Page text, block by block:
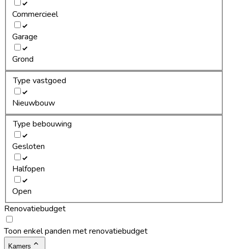
Commercieel
Garage
Grond
Type vastgoed
Nieuwbouw
Type bebouwing
Gesloten
Halfopen
Open
Renovatiebudget
Toon enkel panden met renovatiebudget
Kamers